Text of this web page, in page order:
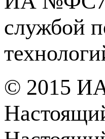
службой
© 2015